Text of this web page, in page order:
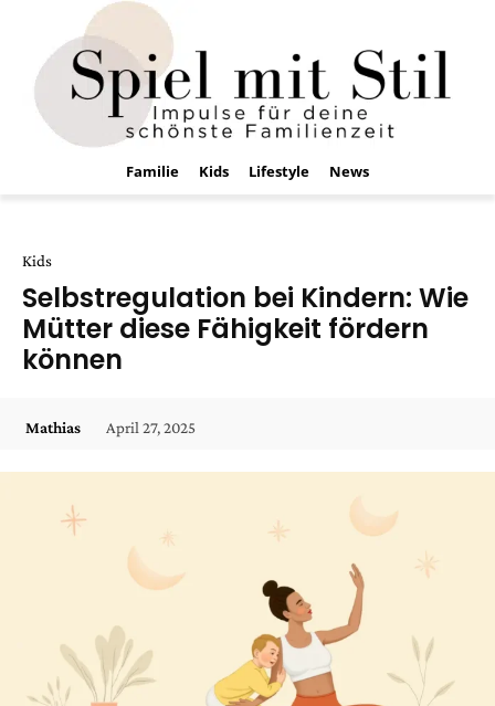
Familie Kids Lifestyle News
Kids
Selbstregulation bei Kindern: Wie
Mütter diese Fähigkeit fördern
können
Mathias April 27, 2025